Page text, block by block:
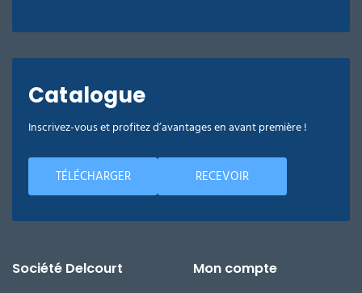
Catalogue
Inscrivez-vous et profitez d’avantages en avant première !
TÉLÉCHARGER RECEVOIR
Société Delcourt
Mon compte